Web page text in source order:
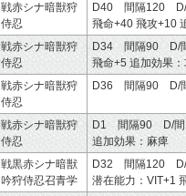
戦赤シナ暗獣狩
侍忍
D40 間隔120
飛命+40 飛攻+10
戦赤シナ暗獣狩
侍忍
D34 間隔90 D/
飛命+5 追加効果：
戦赤シナ暗獣狩
侍忍
D36 間隔90
戦赤シナ暗獣狩
侍忍
D1 間隔90 D/
追加効果： 麻痺
戦黒赤シナ暗獣
吟狩侍忍召青学
D32 間隔120
潜在能力： VIT+1